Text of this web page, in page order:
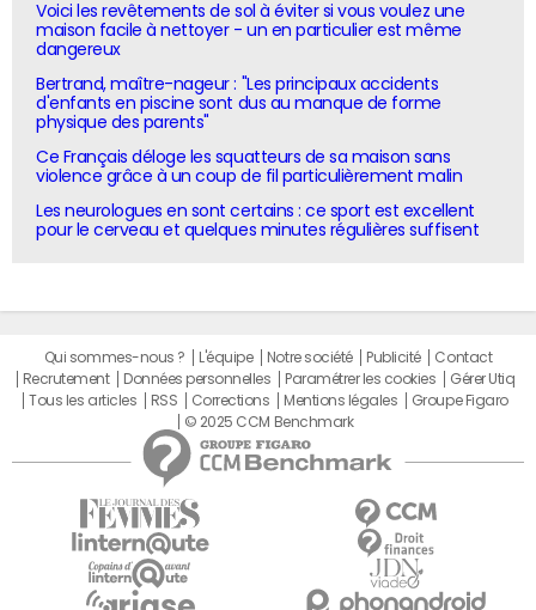
Voici les revêtements de sol à éviter si vous voulez une
maison facile à nettoyer - un en particulier est même
dangereux
Bertrand, maître-nageur : "Les principaux accidents
d'enfants en piscine sont dus au manque de forme
physique des parents"
Ce Français déloge les squatteurs de sa maison sans
violence grâce à un coup de fil particulièrement malin
Les neurologues en sont certains : ce sport est excellent
pour le cerveau et quelques minutes régulières suffisent
Qui sommes-nous ? L'équipe Notre société Publicité
Contact
Recrutement
Données personnelles Paramétrer les cookies
Gérer Utiq
Tous les articles
RSS Corrections Mentions légales
Groupe Figaro
© 2025 CCM Benchmark